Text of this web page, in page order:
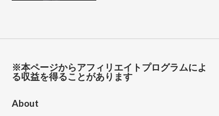
※本ページからアフィリエイトプログラムによ
る収益を得ることがあります
About